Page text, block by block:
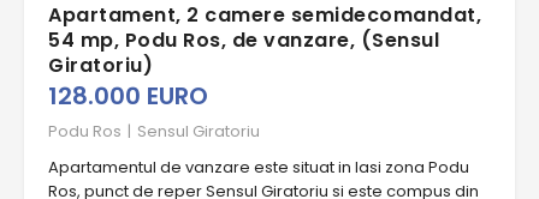
Apartament, 2 camere semidecomandat,
54 mp, Podu Ros, de vanzare, (Sensul
Giratoriu)
128.000 EURO
Podu Ros | Sensul Giratoriu
Apartamentul de vanzare este situat in Iasi zona Podu
Ros, punct de reper Sensul Giratoriu si este compus din